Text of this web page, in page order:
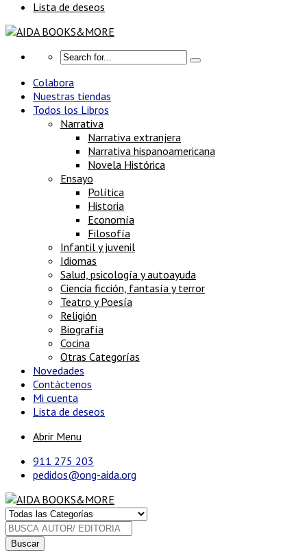
Lista de deseos
Colabora
Nuestras tiendas
Todos los Libros
Narrativa
Narrativa extranjera
Narrativa hispanoamericana
Novela Histórica
Ensayo
Política
Historia
Economía
Filosofía
Infantil y juvenil
Idiomas
Salud, psicología y autoayuda
Ciencia ficción, fantasía y terror
Teatro y Poesía
Religión
Biografía
Cocina
Otras Categorías
Novedades
Contáctenos
Mi cuenta
Lista de deseos
Abrir Menu
911 275 203
pedidos@ong-aida.org
Buscar